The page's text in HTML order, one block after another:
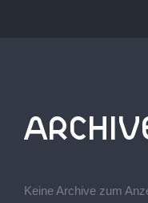
Keine Archive zum